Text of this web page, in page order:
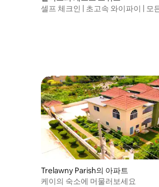
셀프 체크인 | 초고속 와이파이 | 모
Trelawny Parish의 아파트
케이의 숙소에 머물러보세요